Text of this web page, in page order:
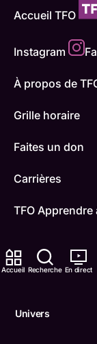
Accueil Recherche En direct
Univers
Accueil TFO
Instagram
À propos de
Grille horaire
Faites un don
Carrières
TFO Apprendre
Contactez-nous